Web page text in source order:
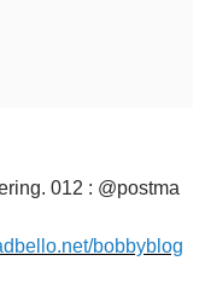
012 : @postma
bobbyblog